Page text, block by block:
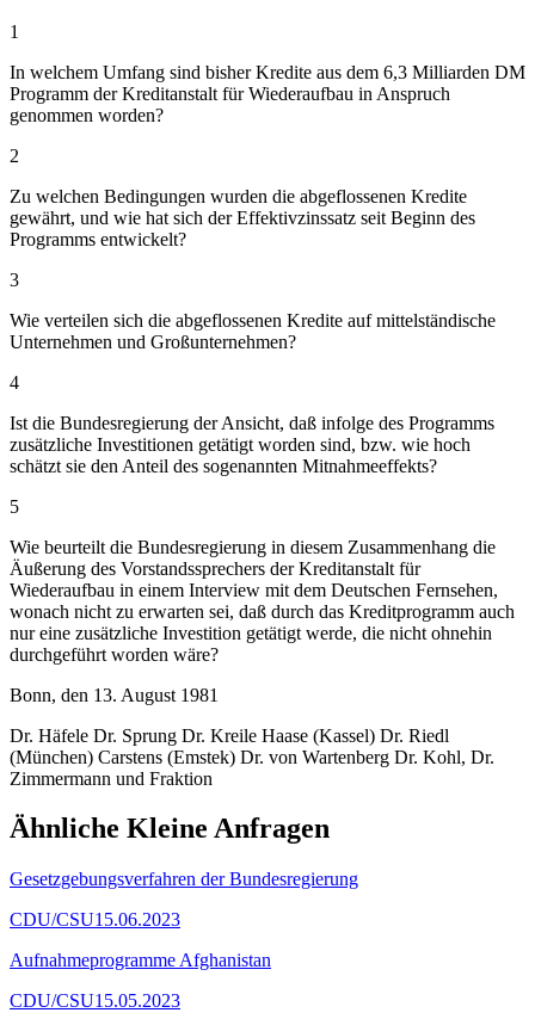
1
In welchem Umfang sind bisher Kredite aus dem 6,3 Milliarden DM
Programm der Kreditanstalt für Wiederaufbau in Anspruch
genommen worden?
2
Zu welchen Bedingungen wurden die abgeflossenen Kredite
gewährt, und wie hat sich der Effektivzinssatz seit Beginn des
Programms entwickelt?
3
Wie verteilen sich die abgeflossenen Kredite auf mittelständische
Unternehmen und Großunternehmen?
4
Ist die Bundesregierung der Ansicht, daß infolge des Programms
zusätzliche Investitionen getätigt worden sind, bzw. wie hoch
schätzt sie den Anteil des sogenannten Mitnahmeeffekts?
5
Wie beurteilt die Bundesregierung in diesem Zusammenhang die
Äußerung des Vorstandssprechers der Kreditanstalt für
Wiederaufbau in einem Interview mit dem Deutschen Fernsehen,
wonach nicht zu erwarten sei, daß durch das Kreditprogramm auch
nur eine zusätzliche Investition getätigt werde, die nicht ohnehin
durchgeführt worden wäre?
Bonn, den 13. August 1981
Dr. Häfele Dr. Sprung Dr. Kreile Haase (Kassel) Dr. Riedl
(München) Carstens (Emstek) Dr. von Wartenberg Dr. Kohl, Dr.
Zimmermann und Fraktion
Ähnliche Kleine Anfragen
Gesetzgebungsverfahren der Bundesregierung
CDU/CSU15.06.2023
Aufnahmeprogramme Afghanistan
CDU/CSU15.05.2023